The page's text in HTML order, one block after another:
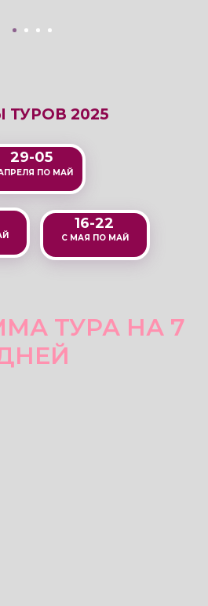
29-05
С МАЯ ПО МАЙ
ТУРА НА 7